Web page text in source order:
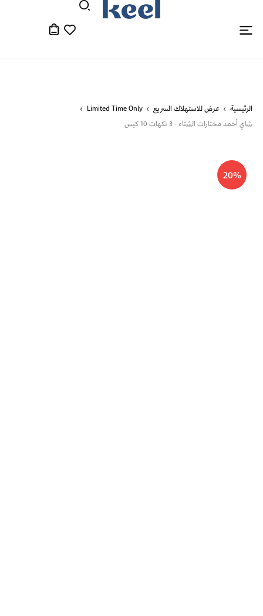
الرئيسية عرض للاستهلاك السريع
Limited Time Only
شاي أحمد مختارات الشتاء - 3 نكهات 10 كيس
20%